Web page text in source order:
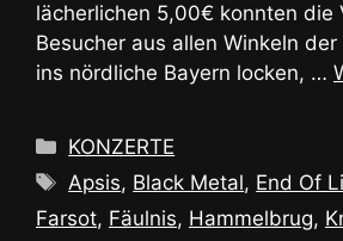
lächerlichen 5,00€ konnten die
Besucher aus allen Winkeln
ins nördliche Bayern locken, …
Kategorien
KONZERTE
Schlagwörter
Apsis, Black Metal, End Of
Farsot, Fäulnis, Hammelbrug,